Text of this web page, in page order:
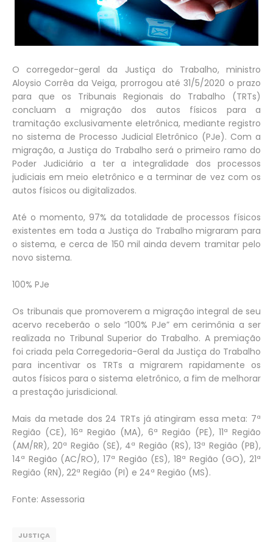
O corregedor-geral da Justiça do Trabalho, ministro
Aloysio Corrêa da Veiga, prorrogou até 31/5/2020 o prazo
para que os Tribunais Regionais do Trabalho (TRTs)
concluam a migração dos autos físicos para a
tramitação exclusivamente eletrônica, mediante registro
no sistema de Processo Judicial Eletrônico (PJe). Com a
migração, a Justiça do Trabalho será o primeiro ramo do
Poder Judiciário a ter a integralidade dos processos
judiciais em meio eletrônico e a terminar de vez com os
autos físicos ou digitalizados.
Até o momento, 97% da totalidade de processos físicos
existentes em toda a Justiça do Trabalho migraram para
o sistema, e cerca de 150 mil ainda devem tramitar pelo
novo sistema.
100% PJe
Os tribunais que promoverem a migração integral de seu
acervo receberão o selo “100% PJe” em cerimônia a ser
realizada no Tribunal Superior do Trabalho. A premiação
foi criada pela Corregedoria-Geral da Justiça do Trabalho
para incentivar os TRTs a migrarem rapidamente os
autos físicos para o sistema eletrônico, a fim de melhorar
a prestação jurisdicional.
Mais da metade dos 24 TRTs já atingiram essa meta: 7ª
Região (CE), 16ª Região (MA), 6ª Região (PE), 11ª Região
(AM/RR), 20ª Região (SE), 4ª Região (RS), 13ª Região (PB),
14ª Região (AC/RO), 17ª Região (ES), 18ª Região (GO), 21ª
Região (RN), 22ª Região (PI) e 24ª Região (MS).
Fonte: Assessoria
JUSTIÇA